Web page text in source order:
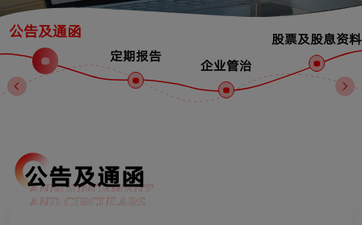
公告及通函
定期报告
企业管治
股票及股息资料
公告及通函
ANNOUNCEMENT
AND CIRCULARS